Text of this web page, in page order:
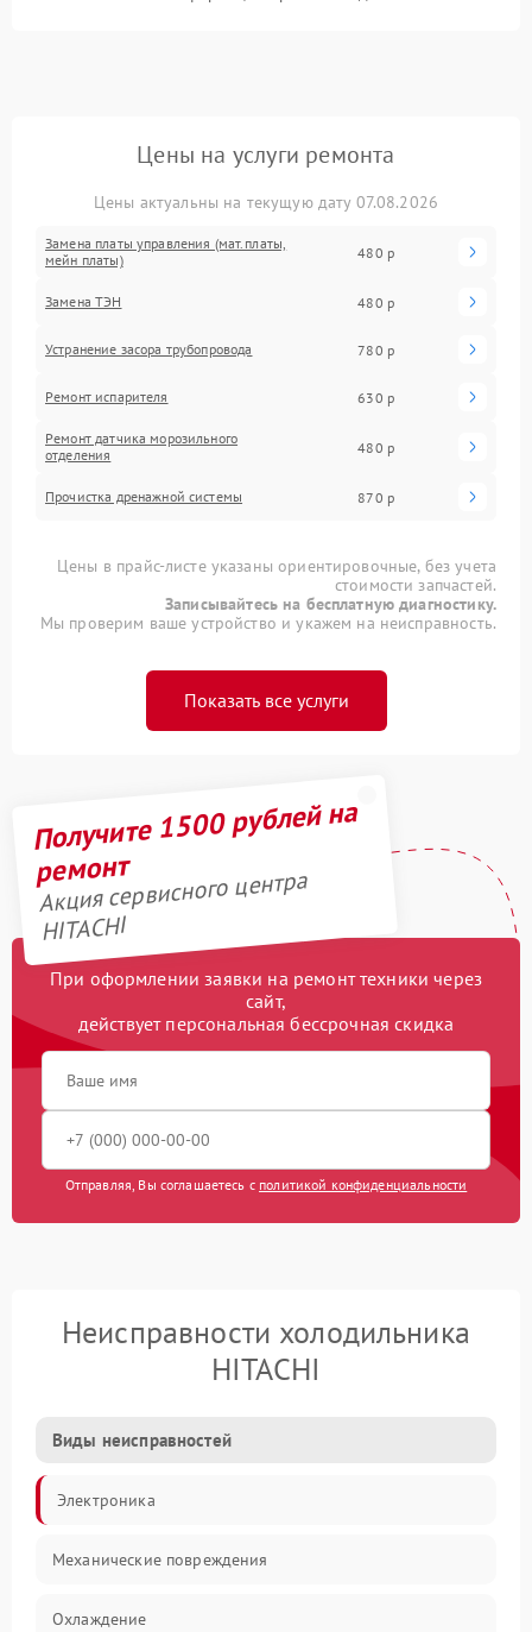
Цены на услуги ремонта
Цены актуальны на текущую дату 07.08.2026
Замена платы управления (мат.платы,
мейн платы)
480 р
Замена ТЭН 480 р
Устранение засора трубопровода 780 р
Ремонт испарителя 630 р
Ремонт датчика морозильного
отделения
480 р
Прочистка дренажной системы 870 р
Цены в прайс-листе указаны ориентировочные, без учета
стоимости запчастей.
Записывайтесь на бесплатную диагностику.
Мы проверим ваше устройство и укажем на неисправность.
Показать все услуги
Получите 1500 рублей на
ремонт
Акция сервисного центра
HITACHI
При оформлении заявки на ремонт техники через
сайт,
действует персональная бессрочная скидка
Отправляя, Вы соглашаетесь с политикой конфиденциальности
Неисправности холодильника
HITACHI
Виды неисправностей
Электроника
Механические повреждения
Охлаждение